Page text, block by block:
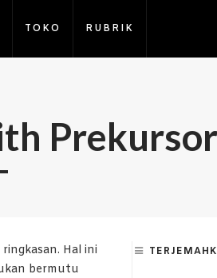
TOKO RUBRIK
Prekursor
Hal ini
bermutu